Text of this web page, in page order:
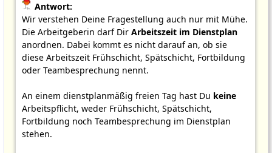
Antwort:
Wir verstehen Deine Fragestellung auch nur mit Mühe.
Die Arbeitgeberin darf DirArbeitszeit im Dienstplan
anordnen. Dabei kommt es nicht darauf an, ob sie
diese Arbeitszeit Frühschicht, Spätschicht, Fortbildung
oder Teambesprechung nennt.
An einem dienstplanmäßig freien Tag hast Du keine
Arbeitspflicht, weder Frühschicht, Spätschicht,
Fortbildung noch Teambesprechung im Dienstplan
stehen.